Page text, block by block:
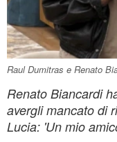
Raul Dumitras e Renato
Renato Biancardi
avergli mancato di
Lucia: 'Un mio